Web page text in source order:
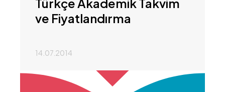
Türkçe Akademik Takvim
ve Fiyatlandırma
14.07.2014